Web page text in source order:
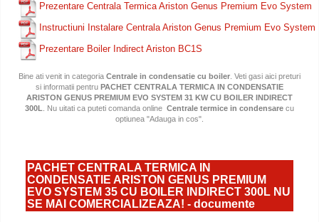
Prezentare Centrala Termica Ariston Genus Premium Evo System
Instructiuni Instalare Centrala Ariston Genus Premium Evo System
Prezentare Boiler Indirect Ariston BC1S
Bine ati venit in categoria Centrale in condensatie cu boiler . Veti gasi aici preturi
si informatii pentru PACHET CENTRALA TERMICA IN CONDENSATIE
ARISTON GENUS PREMIUM EVO SYSTEM 31 KW CU BOILER INDIRECT
300L . Nu uitati ca puteti comanda online Centrale termice in condensare cu
optiunea "Adauga in cos".
PACHET CENTRALA TERMICA IN
CONDENSATIE ARISTON GENUS PREMIUM
EVO SYSTEM 35 CU BOILER INDIRECT 300L NU
SE MAI COMERCIALIZEAZA! - documente